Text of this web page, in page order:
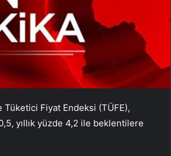
Tüketici Fiyat Endeksi (TÜFE),
yıllık yüzde 4,2 ile beklentilere